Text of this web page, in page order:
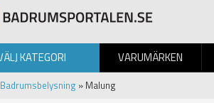
KATEGORI VARUMÄRKEN
BILDGALLERI
Badrumsbelysning » Malung